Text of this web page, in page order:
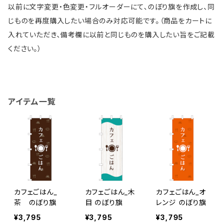
以前に文字変更・色変更・フルオーダーにて、のぼり旗を作成し、同
じものを再度購入したい場合のみ対応可能です。（商品をカートに
入れていただき、備考欄に以前と同じものを購入したい旨をご記載
ください。）
アイテム一覧
カフェごはん_
茶 のぼり旗
¥3,795
カフェごはん_木
目 のぼり旗
¥3,795
カフェごはん_オ
レンジ のぼり旗
¥3,795